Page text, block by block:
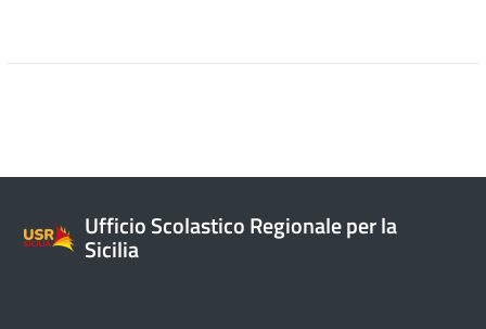
Ufficio Scolastico Regionale per la
Sicilia